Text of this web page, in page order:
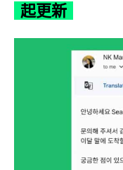
起更新